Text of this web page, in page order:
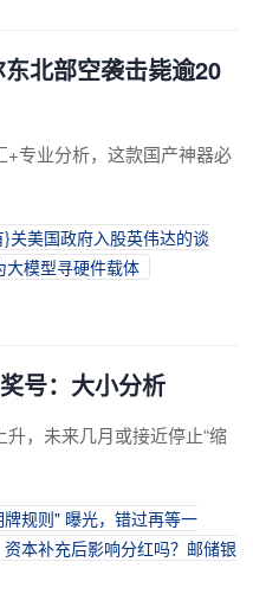
北部空袭击毙逾20
专业分析，这款国产神器必
关美国政府入股英伟达的谈
大模型寻硬件载体
号：大小分析
，未来几月或接近停止“缩
规则" 曝光，错过再等一
本补充后影响分红吗？邮储银